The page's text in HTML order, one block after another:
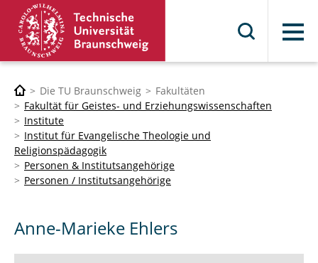
Menü
Die TU Braunschweig
Fakultäten
Fakultät für Geistes- und Erziehungswissenschaften
Institute
Institut für Evangelische Theologie und
Religionspädagogik
Personen & Institutsangehörige
Personen / Institutsangehörige
Anne-Marieke Ehlers